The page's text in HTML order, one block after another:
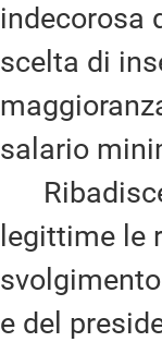
indecorosa
scelta di
salario
legittime le
e del